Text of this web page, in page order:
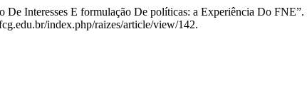
De Interesses E formulação De políticas: a Experiência Do FNE”.
index.php/raizes/article/view/142.